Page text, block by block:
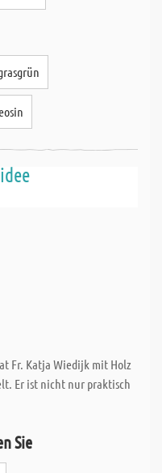
Fr. Katja Wiedijk mit Holz
Er ist nicht nur praktisch
Sie